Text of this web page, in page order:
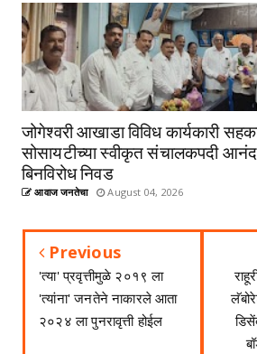
जोगेश्वरी आखाडा विविध कार्यकारी
सोसायटीच्या स्वीकृत संचालकपदी
बिनविरोध निवड
आवाज जनतेचा August 04, 2026
Previous
'त्या' प्रवृत्तीमुळे २०१९ ला
'त्यांना' जनतेने नाकारले आता
२०२४ ला पुनरावृत्ती होईल